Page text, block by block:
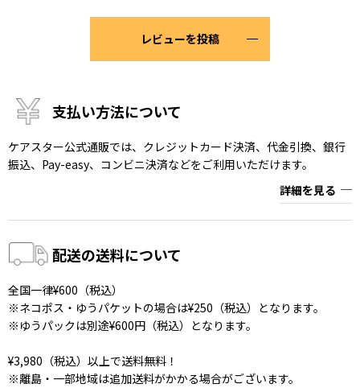
レビューを投稿
支払い方法について
ケアスター公式通販では、クレジットカード決済、代金引換、銀行
振込、Pay-easy、コンビニ決済などをご利用いただけます。
詳細を見る
配送の送料について
全国一律¥600（税込）
※ネコポス・ゆうパケットの場合は¥250（税込）となります。
※ゆうパックは別途¥600円（税込）となります。
¥3,980（税込）以上で送料無料！
※離島・一部地域は追加送料がかかる場合がございます。